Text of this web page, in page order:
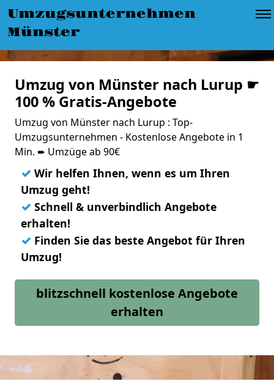
Umzugsunternehmen
Münster
Umzug von Münster nach Lurup ☛
100 % Gratis-Angebote
Umzug von Münster nach Lurup : Top-
Umzugsunternehmen - Kostenlose Angebote in 1
Min. ➨ Umzüge ab 90€
✓ Wir helfen Ihnen, wenn es um Ihren
Umzug geht!
✓ Schnell & unverbindlich Angebote
erhalten!
✓ Finden Sie das beste Angebot für Ihren
Umzug!
blitzschnell kostenlose Angebote
erhalten